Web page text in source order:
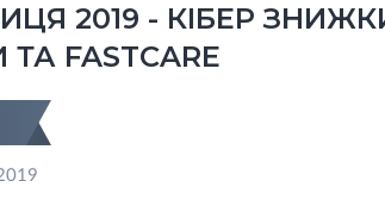
2019 - КІБЕР
FASTCARE